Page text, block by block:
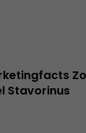
Stavorinus